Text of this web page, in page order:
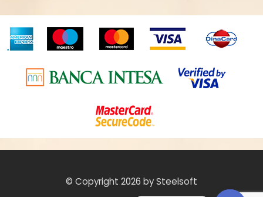
© Copyright 2026 by Steelsoft